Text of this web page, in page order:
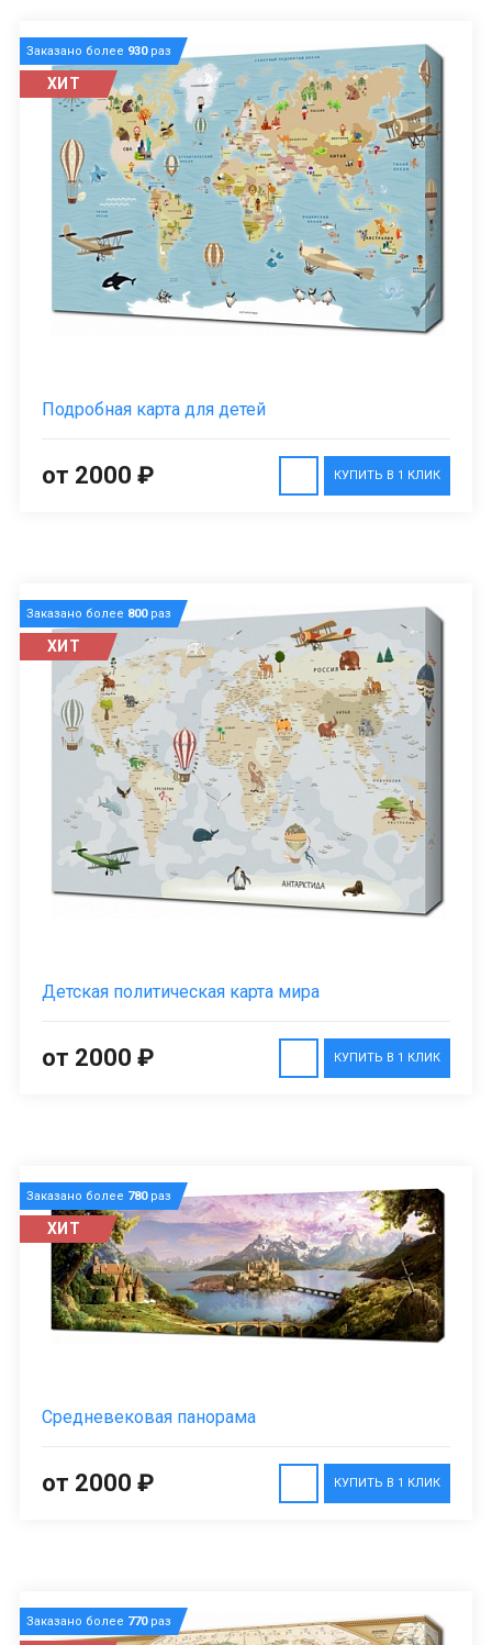
Заказано более 930раз
ХИТ
Подробная карта для детей
КУПИТЬ В 1 КЛИК
от 2000 ₽
Заказано более 800раз
ХИТ
Детская политическая карта мира
КУПИТЬ В 1 КЛИК
от 2000 ₽
Заказано более 780раз
ХИТ
Средневековая панорама
КУПИТЬ В 1 КЛИК
от 2000 ₽
Заказано более 770раз